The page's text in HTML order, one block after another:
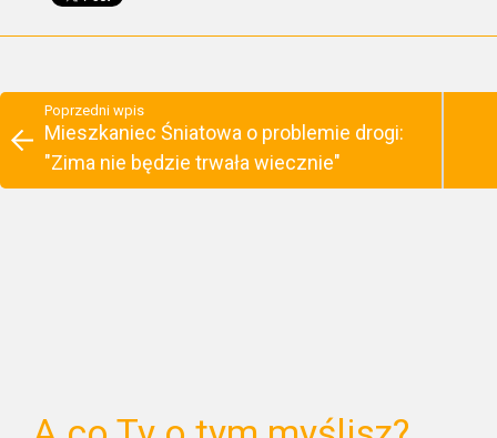
Poprzedni wpis
Mieszkaniec Śniatowa o problemie drogi:
"Zima nie będzie trwała wiecznie"